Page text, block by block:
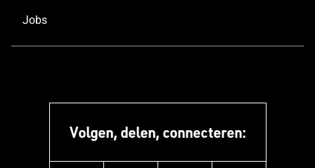
Jobs
Volgen, delen, connecteren: